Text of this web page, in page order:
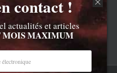
contact !
actualités et articles
MOIS MAXIMUM